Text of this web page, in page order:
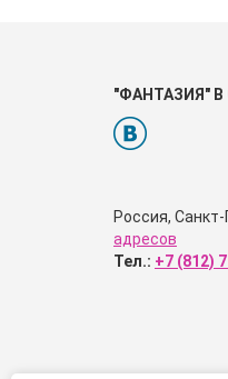
"ФАНТАЗИЯ" В
Россия,
адресов
Тел.: +7 (812)